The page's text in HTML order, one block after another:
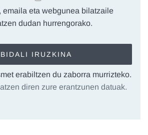
emaila eta webgunea bilatzaile
dudan hurrengorako.
erabiltzen du zaborra murrizteko.
diren zure erantzunen datuak.